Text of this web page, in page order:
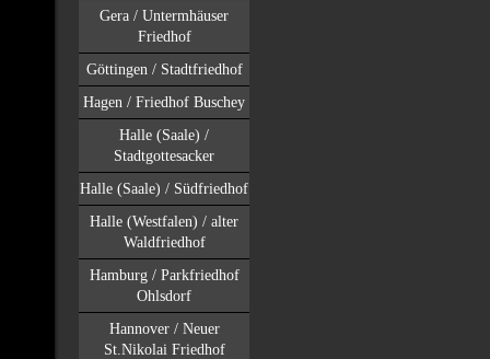
Gera / Untermhäuser
Friedhof
Göttingen / Stadtfriedhof
Hagen / Friedhof Buschey
Halle (Saale) /
Stadtgottesacker
Halle (Saale) / Südfriedhof
Halle (Westfalen) / alter
Waldfriedhof
Hamburg / Parkfriedhof
Ohlsdorf
Hannover / Neuer
St.Nikolai Friedhof